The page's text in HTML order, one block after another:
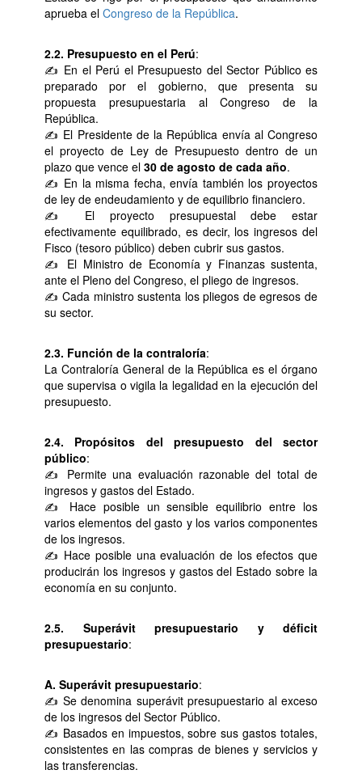
aprueba el Congreso de la República.
2.2. Presupuesto en el Perú:
✍ En el Perú el Presupuesto del Sector Público es
preparado por el gobierno, que presenta su
propuesta presupuestaria al Congreso de la
República.
✍ El Presidente de la República envía al Congreso
el proyecto de Ley de Presupuesto dentro de un
plazo que vence el 30 de agosto de cada año.
✍ En la misma fecha, envía también los proyectos
de ley de endeudamiento y de equilibrio financiero.
✍ El proyecto presupuestal debe estar
efectivamente equilibrado, es decir, los ingresos del
Fisco (tesoro público) deben cubrir sus gastos.
✍ El Ministro de Economía y Finanzas sustenta,
ante el Pleno del Congreso, el pliego de ingresos.
✍ Cada ministro sustenta los pliegos de egresos de
su sector.
2.3. Función de la contraloría:
La Contraloría General de la República es el órgano
que supervisa o vigila la legalidad en la ejecución del
presupuesto.
2.4. Propósitos del presupuesto del sector
público:
✍ Permite una evaluación razonable del total de
ingresos y gastos del Estado.
✍ Hace posible un sensible equilibrio entre los
varios elementos del gasto y los varios componentes
de los ingresos.
✍ Hace posible una evaluación de los efectos que
producirán los ingresos y gastos del Estado sobre la
economía en su conjunto.
2.5. Superávit presupuestario y déficit
presupuestario:
A. Superávit presupuestario:
✍ Se denomina superávit presupuestario al exceso
de los ingresos del Sector Público.
✍ Basados en impuestos, sobre sus gastos totales,
consistentes en las compras de bienes y servicios y
las transferencias.